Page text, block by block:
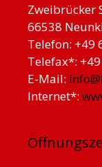
Zweibrücker
66538
Telefon: +49
Telefax*:
E-Mail:
Internet*: